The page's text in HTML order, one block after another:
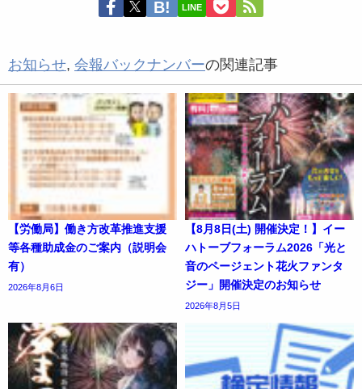
LINE
お知らせ, 会報バックナンバーの関連記事
【労働局】働き方改革推進支援
等各種助成金のご案内（説明会
有）
2026年8月6日
【8月8日(土) 開催決定！】イー
ハトーブフォーラム2026「光と
音のページェント花火ファンタ
ジー」開催決定のお知らせ
2026年8月5日